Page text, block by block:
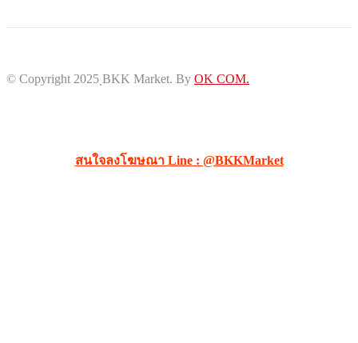
© Copyright 2025 ฺBKK Market. By OK COM.
สนใจลงโฆษณา Line : @BKKMarket